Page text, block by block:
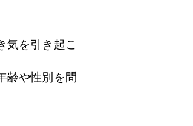
気を引き起こ
齢や性別を問